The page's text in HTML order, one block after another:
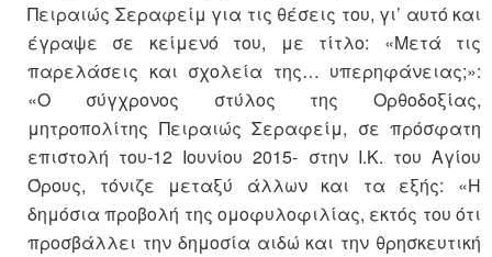
Πειραιώς Σεραφείμ για τις θέσεις του, γι’ αυτό και
έγραψε σε κείμενό του, με τίτλο: «Μετά τις
παρελάσεις και σχολεία της… υπερηφάνειας;»:
«Ο σύγχρονος στύλος της Ορθοδοξίας,
μητροπολίτης Πειραιώς Σεραφείμ, σε πρόσφατη
επιστολή του-12 Ιουνίου 2015- στην Ι.Κ. του Αγίου
Όρους, τόνιζε μεταξύ άλλων και τα εξής: «Η
δημόσια προβολή της ομοφυλοφιλίας, εκτός του ότι
προσβάλλει την δημοσία αιδώ και την θρησκευτική